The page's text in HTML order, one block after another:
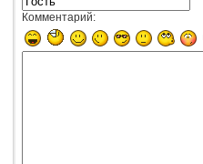
Комментарий: